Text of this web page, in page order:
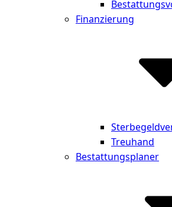
Finanzierung
Treuhand
Bestattungsplaner